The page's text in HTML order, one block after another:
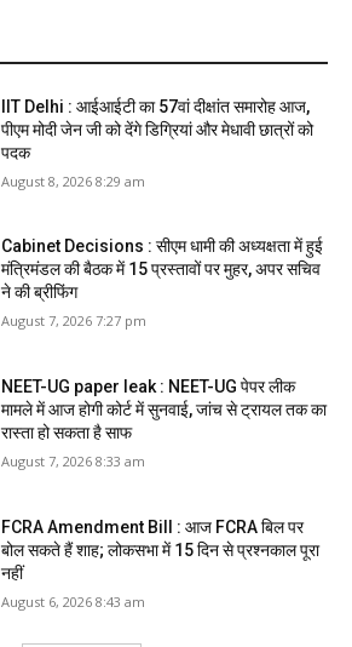
IIT Delhi : आईआईटी का 57वां दीक्षांत समारोह आज,
पीएम मोदी जेन जी को देंगे डिग्रियां और मेधावी छात्रों को
पदक
August 8, 2026 8:29 am
Cabinet Decisions : सीएम धामी की अध्यक्षता में हुई
मंत्रिमंडल की बैठक में 15 प्रस्तावों पर मुहर, अपर सचिव
ने की ब्रीफिंग
August 7, 2026 7:27 pm
NEET-UG paper leak : NEET-UG पेपर लीक
मामले में आज होगी कोर्ट में सुनवाई, जांच से ट्रायल तक का
रास्ता हो सकता है साफ
August 7, 2026 8:33 am
FCRA Amendment Bill : आज FCRA बिल पर
बोल सकते हैं शाह; लोकसभा में 15 दिन से प्रश्नकाल पूरा
नहीं
August 6, 2026 8:43 am